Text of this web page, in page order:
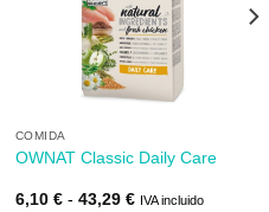
COMIDA
OWNAT Classic Daily Care
6,10 € - 43,29 €Rango
IVA incluido